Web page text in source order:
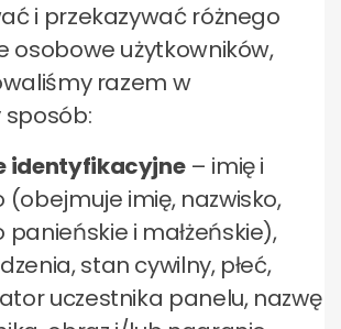
i przekazywać różnego
osobowe użytkowników,
razem w
identyfikacyjne– imię i
(obejmuje imię, nazwisko,
panieńskie i małżeńskie),
stan cywilny, płeć,
uczestnika panelu, nazwę